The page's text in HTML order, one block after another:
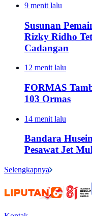
9 menit lalu
Susunan
Rizky Ridho
Cadangan
12 menit lalu
FORMAS
103 Ormas
14 menit lalu
Bandara
Pesawat Jet
Selengkapnya